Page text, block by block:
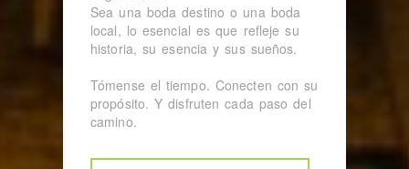
Sea una boda destino o una boda
local, lo esencial es que refleje su
historia, su esencia y sus sueños.
Tómense el tiempo. Conecten con su
propósito. Y disfruten cada paso del
camino.